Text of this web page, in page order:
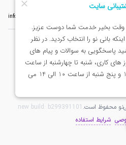
info@baninopc.com
محفوظ است. new build: b299391101
شرایط استفاده